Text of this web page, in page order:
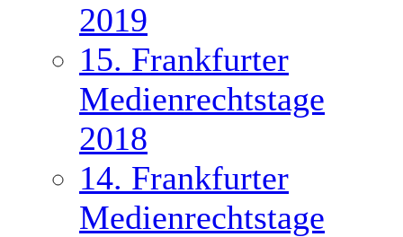
2019
15. Frankfurter
Medienrechtstage
2018
14. Frankfurter
Medienrechtstage